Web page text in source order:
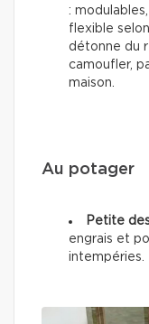
:
flexible
détonne du
camoufler,
maison.
Au potager
Petite
engrais et
intempéries.